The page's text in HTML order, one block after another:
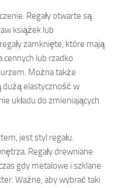
Regały otwarte są
książek lub
zamknięte, które mają
lub rzadko
Można także
dużą elastyczność w
układu do zmieniających
jest styl regału.
Regały drewniane
gdy metalowe i szklane
Ważne, aby wybrać taki